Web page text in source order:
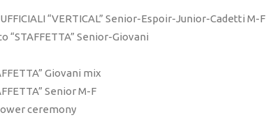
“VERTICAL” Senior-Espoir-Junior-Cadetti M-F
“STAFFETTA” Senior-Giovani
Giovani mix
Senior M-F
ceremony